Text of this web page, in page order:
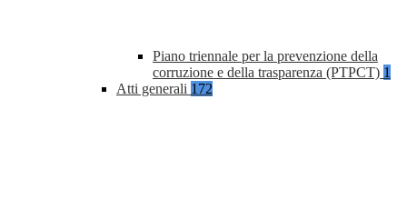
Piano triennale per la prevenzione della
corruzione e della trasparenza (PTPCT) 1
Atti generali 172